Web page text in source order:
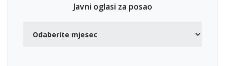
Javni oglasi za posao